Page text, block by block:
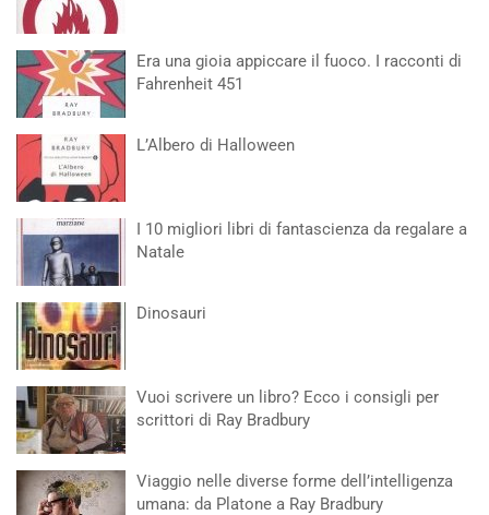
Era una gioia appiccare il fuoco. I racconti di
Fahrenheit 451
L’Albero di Halloween
I 10 migliori libri di fantascienza da regalare a
Natale
Dinosauri
Vuoi scrivere un libro? Ecco i consigli per
scrittori di Ray Bradbury
Viaggio nelle diverse forme dell’intelligenza
umana: da Platone a Ray Bradbury